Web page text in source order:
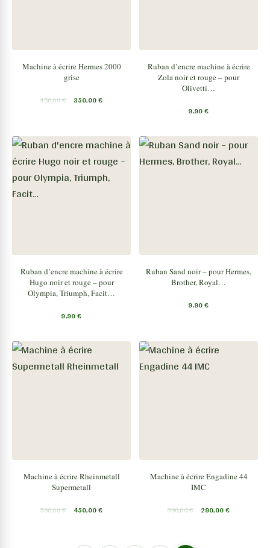
Machine à écrire Hermes 2000
grise
450,00€ 350,00€
Ruban d’encre machine à écrire
Zola noir et rouge – pour
Olivetti…
9,90€
Ruban d’encre machine à écrire
Hugo noir et rouge – pour
Olympia, Triumph, Facit…
9,90€
Ruban Sand noir – pour Hermes,
Brother, Royal…
9,90€
Machine à écrire Rheinmetall
Supermetall
590,00€ 450,00€
Machine à écrire Engadine 44
IMC
390,00€ 290,00€